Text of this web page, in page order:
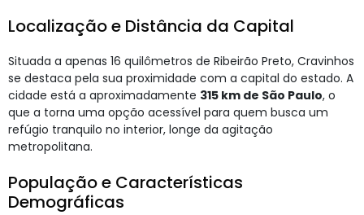
Localização e Distância da Capital
Situada a apenas 16 quilômetros de Ribeirão Preto, Cravinhos
se destaca pela sua proximidade com a capital do estado. A
cidade está a aproximadamente 315 km de São Paulo, o
que a torna uma opção acessível para quem busca um
refúgio tranquilo no interior, longe da agitação
metropolitana.
População e Características
Demográficas